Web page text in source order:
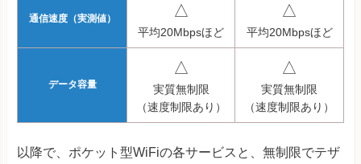
通信速度（実測値） △
平均20Mbpsほど
△
平均20Mbpsほど
データ容量
△
実質無制限
（速度制限あり）
△
実質無制限
（速度制限あり）
以降で、ポケット型WiFiの各サービスと、無制限でテザ